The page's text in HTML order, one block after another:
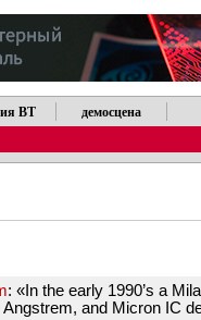
ВТ демосцена
: «In the early 1990’s a
and Micron IC